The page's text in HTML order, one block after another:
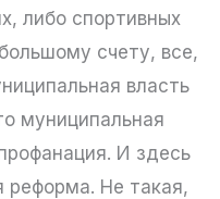
либо спортивных
счету, все,
власть
муниципальная
И здесь
реформа. Не такая,